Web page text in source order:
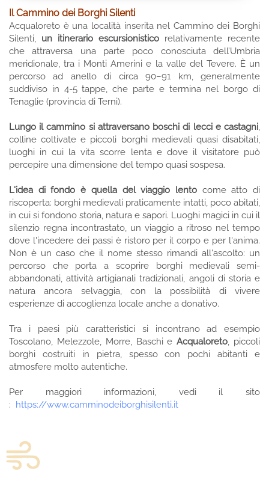
Il Cammino dei Borghi Silenti
Acqualoreto è una località inserita nel Cammino dei Borghi
Silenti, un itinerario escursionistico relativamente recente
che attraversa una parte poco conosciuta dell’Umbria
meridionale, tra i Monti Amerini e la valle del Tevere. È un
percorso ad anello di circa 90–91 km, generalmente
suddiviso in 4-5 tappe, che parte e termina nel borgo di
Tenaglie (provincia di Terni).
Lungo il cammino si attraversano boschi di lecci e castagni,
colline coltivate e piccoli borghi medievali quasi disabitati,
luoghi in cui la vita scorre lenta e dove il visitatore può
percepire una dimensione del tempo quasi sospesa.
L'idea di fondo è quella del viaggio lentocome atto di
riscoperta: borghi medievali praticamente intatti, poco abitati,
in cui si fondono storia, natura e sapori. Luoghi magici in cui il
silenzio regna incontrastato, un viaggio a ritroso nel tempo
dove l'incedere dei passi è ristoro per il corpo e per l'anima.
Non è un caso che il nome stesso rimandi all'ascolto: un
percorso che porta a scoprire borghi medievali semi-
abbandonati, attività artigianali tradizionali, angoli di storia e
natura ancora selvaggia, con la possibilità di vivere
esperienze di accoglienza locale anche a donativo.
Tra i paesi più caratteristici si incontrano ad esempio
Toscolano, Melezzole, Morre, Baschi eAcqualoreto, piccoli
borghi costruiti in pietra, spesso con pochi abitanti e
atmosfere molto autentiche.
Per maggiori informazioni, vedi il sito
: https://www.camminodeiborghisilenti.it